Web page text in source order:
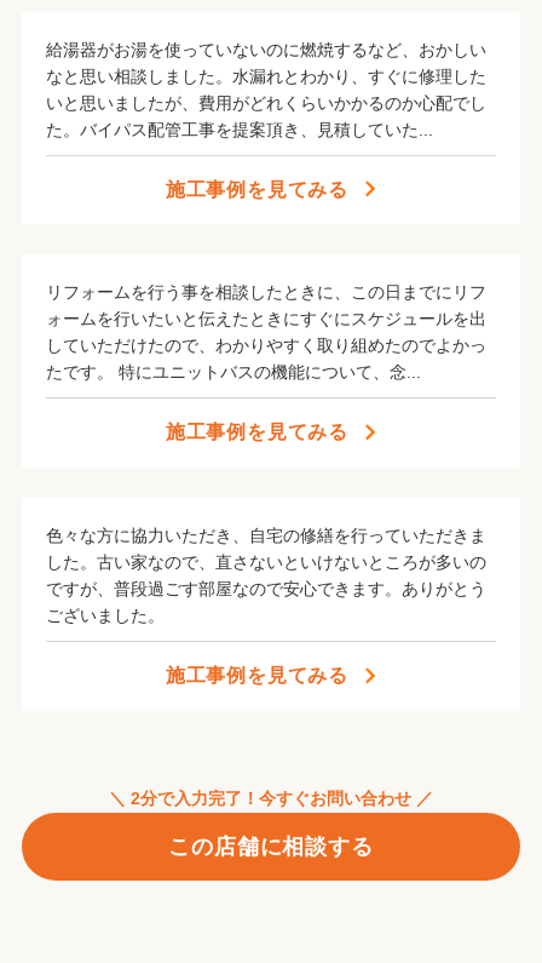
給湯器がお湯を使っていないのに燃焼するなど、おかしい
なと思い相談しました。水漏れとわかり、すぐに修理した
いと思いましたが、費用がどれくらいかかるのか心配でし
た。バイパス配管工事を提案頂き、見積していた...
施工事例を見てみる
リフォームを行う事を相談したときに、この日までにリフ
ォームを行いたいと伝えたときにすぐにスケジュールを出
していただけたので、わかりやすく取り組めたのでよかっ
たです。 特にユニットバスの機能について、念...
施工事例を見てみる
色々な方に協力いただき、自宅の修繕を行っていただきま
した。古い家なので、直さないといけないところが多いの
ですが、普段過ごす部屋なので安心できます。ありがとう
ございました。
施工事例を見てみる
＼ 2分で入力完了！今すぐお問い合わせ ／
この店舗に相談する